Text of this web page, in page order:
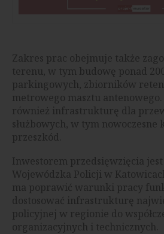
Zakres prac obejmuje także
terenu, w tym budowę ponad
parkingowych, zbiorników
metrowego masztu
również infrastrukturę dla
służbowych, w tym nowoczesne
przeszkód.
Inwestorem przedsięwzięcia
Wojewódzka Policji w
ma poprawić warunki pracy
dostosować infrastrukturę
policyjnej w regionie do
organizacyjnych i technicznych.